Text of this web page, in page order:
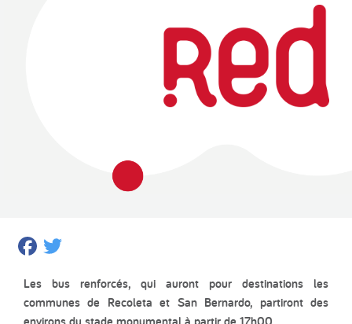
Facebook
Les bus renforcés, qui auront pour destinations les
communes de Recoleta et San Bernardo, partiront des